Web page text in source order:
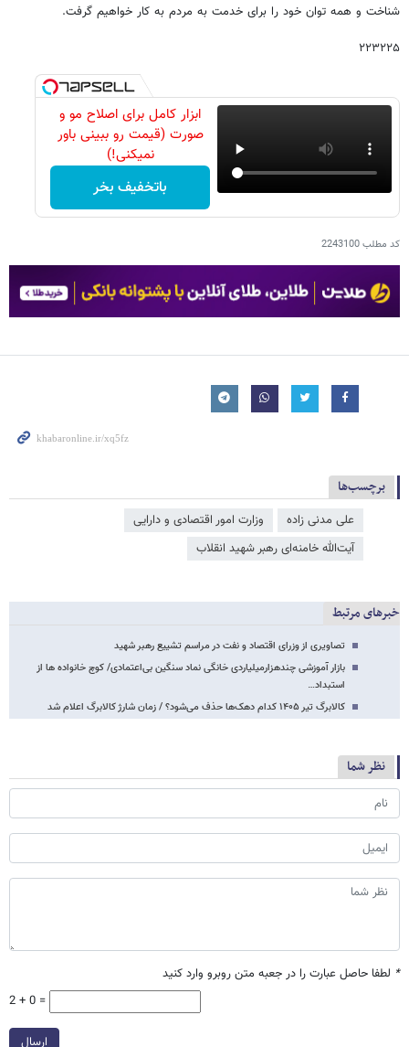
شناخت و همه توان خود را برای خدمت به مردم به کار خواهیم گرفت.
۲۲۳۲۲۵
ابزار کامل برای اصلاح مو و
صورت (قیمت رو ببینی باور
نمیکنی!)
باتخفیف بخر
کد مطلب2243100
برچسب‌ها
علی مدنی زاده
وزارت امور اقتصادی و دارایی
آیت‌الله خامنه‌ای رهبر شهید انقلاب
خبرهای مرتبط
تصاویری از وزرای اقتصاد و نفت در مراسم تشییع رهبر شهید
بازار آموزشی چندهزارمیلیاردی خانگی نماد سنگین بی‌اعتمادی/ کوچ خانواده ها از
استبداد…
کالابرگ تیر ۱۴۰۵ کدام دهک‌ها حذف می‌شود؟ / زمان شارژ کالابرگ اعلام شد
نظر شما
* لطفا حاصل عبارت را در جعبه متن روبرو وارد کنید
2 + 0 =
ارسال